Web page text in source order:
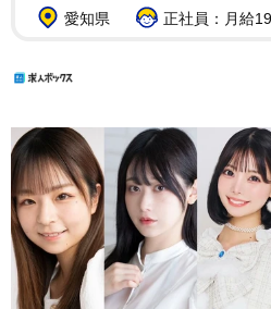
愛知県
正社員：月給